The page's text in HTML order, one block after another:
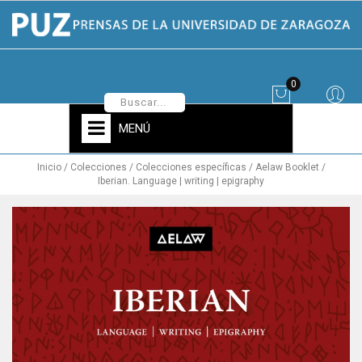
0
MENÚ
Inicio Colecciones Colecciones específicas
Aelaw Booklet
Iberian. Language | writing | epigraphy